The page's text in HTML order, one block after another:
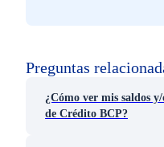
Preguntas
¿Cómo ver mis saldos
de Crédito BCP?